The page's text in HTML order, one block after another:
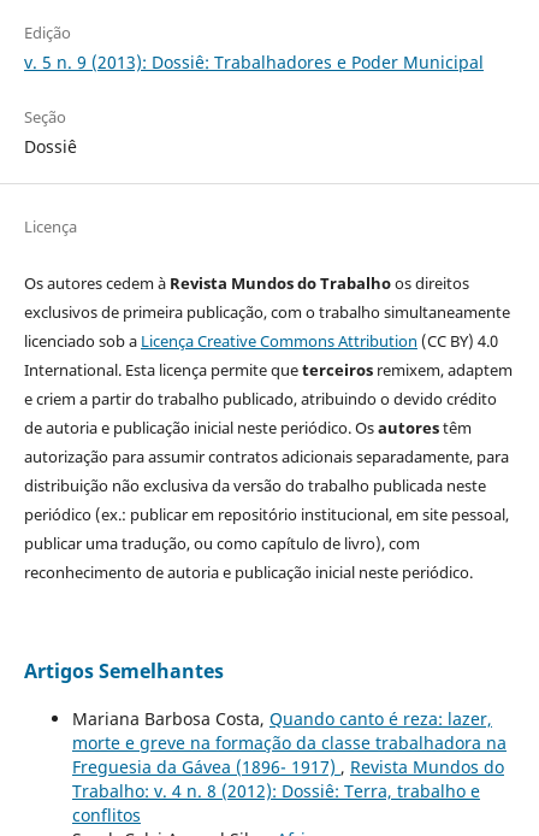
Edição
v. 5 n. 9 (2013): Dossiê: Trabalhadores e Poder Municipal
Seção
Dossiê
Licença
Os autores cedem à Revista Mundos do Trabalhoos direitos
exclusivos de primeira publicação, com o trabalho simultaneamente
licenciado sob a Licença Creative Commons Attribution (CC BY) 4.0
International. Esta licença permite queterceirosremixem, adaptem
e criem a partir do trabalho publicado, atribuindo o devido crédito
de autoria e publicação inicial neste periódico. Osautorestêm
autorização para assumir contratos adicionais separadamente, para
distribuição não exclusiva da versão do trabalho publicada neste
periódico (ex.: publicar em repositório institucional, em site pessoal,
publicar uma tradução, ou como capítulo de livro), com
reconhecimento de autoria e publicação inicial neste periódico.
Artigos Semelhantes
Mariana Barbosa Costa, Quando canto é reza: lazer,
morte e greve na formação da classe trabalhadora na
Freguesia da Gávea (1896- 1917) , Revista Mundos do
Trabalho: v. 4 n. 8 (2012): Dossiê: Terra, trabalho e
conflitos